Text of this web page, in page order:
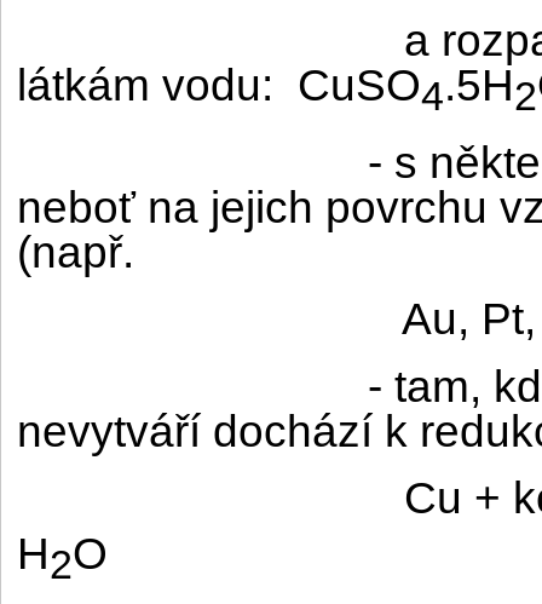
a
látkám vodu: CuSO4.5H2
- s
neboť na jejich povrchu
(např.
Au,
- tam,
nevytváří dochází k
Cu +
H2O